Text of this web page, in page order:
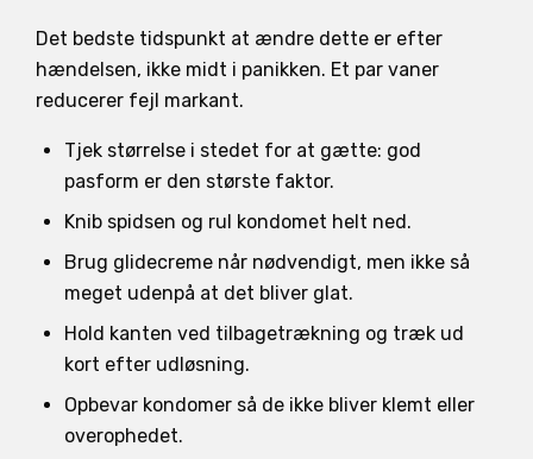
Det bedste tidspunkt at ændre dette er efter
hændelsen, ikke midt i panikken. Et par vaner
reducerer fejl markant.
Tjek størrelse i stedet for at gætte: god
pasform er den største faktor.
Knib spidsen og rul kondomet helt ned.
Brug glidecreme når nødvendigt, men ikke så
meget udenpå at det bliver glat.
Hold kanten ved tilbagetrækning og træk ud
kort efter udløsning.
Opbevar kondomer så de ikke bliver klemt eller
overophedet.